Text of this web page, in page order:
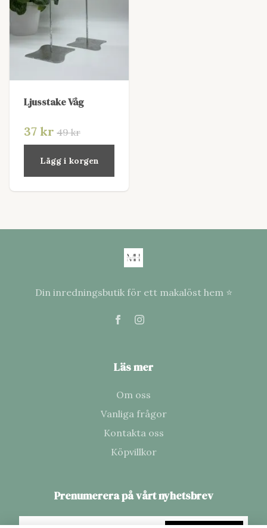
Ljusstake Våg
37 kr 49 kr
Lägg i korgen
Din inredningsbutik för ett makalöst hem ⭐
Läs mer
Om oss
Vanliga frågor
Kontakta oss
Köpvillkor
Prenumerera på vårt nyhetsbrev